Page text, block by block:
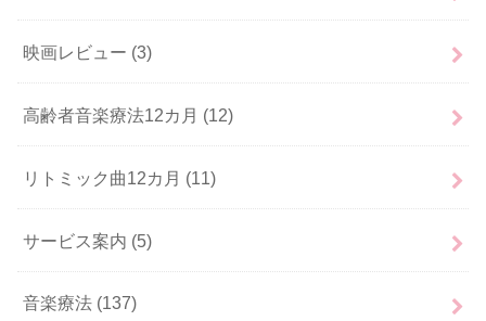
映画レビュー (3)
高齢者音楽療法12カ月 (12)
リトミック曲12カ月 (11)
サービス案内 (5)
音楽療法 (137)